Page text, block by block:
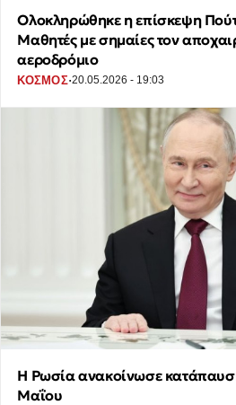
Ολοκληρώθηκε η επίσκεψη
Μαθητές με σημαίες τον
αεροδρόμιο
ΚΟΣΜΟΣ·20.05.2026 - 19:03
Η Ρωσία ανακοίνωσε
Μαΐου